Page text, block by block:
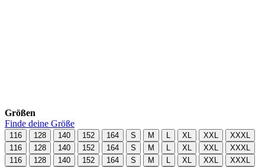
Größen
Finde deine Größe
116 128 140 152 164 S M XL XXL
XXXL
116
128 140 152 164 S M XL XXL
XXXL
116
128 140 152 164 S M XL XXL
XXXL